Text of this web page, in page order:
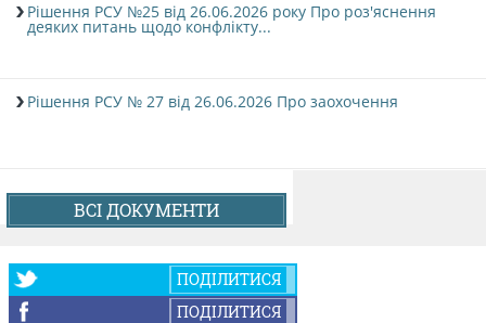
Рішення РСУ №25 від 26.06.2026 року Про роз'яснення
деяких питань щодо конфлікту...
Рішення РСУ № 27 від 26.06.2026 Про заохочення
ВСІ ДОКУМЕНТИ
ПОДІЛИТИСЯ
ПОДІЛИТИСЯ